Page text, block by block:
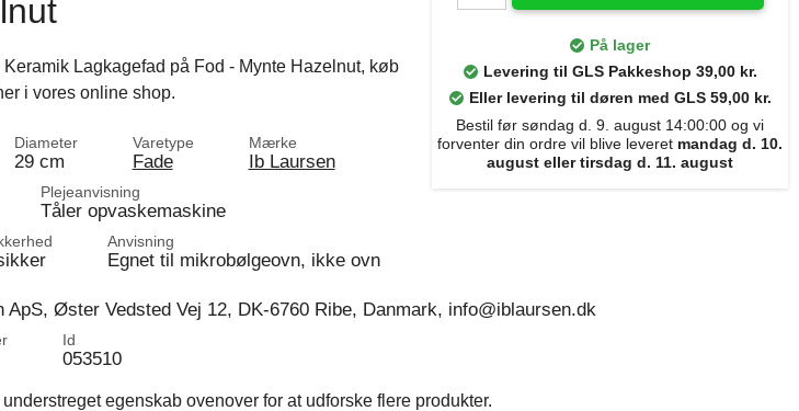
På lager
Levering til GLS Pakkeshop 39,00 kr.
Eller levering til døren med GLS 59,00 kr.
Bestil før søndag d. 9. august 14:00:00 og vi
forventer din ordre vil blive leveret mandag d. 10.
august eller tirsdag d. 11. august
Keramik Lagkagefad på Fod - Mynte Hazelnut, køb
i vores online shop.
Diameter
29 cm
Varetype
Fade
Mærke
Ib Laursen
Plejeanvisning
Tåler opvaskemaskine
Anvisning
Egnet til mikrobølgeovn, ikke ovn
ApS, Øster Vedsted Vej 12, DK-6760 Ribe, Danmark, info@iblaursen.dk
Id
053510
egenskab ovenover for at udforske flere produkter.